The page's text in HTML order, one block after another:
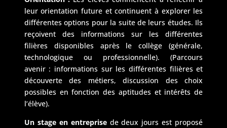
leur orientation future et continuent à explorer les
différentes options pour la suite de leurs études. Ils
reçoivent des informations sur les différentes
filières disponibles après le collège (générale,
technologique ou professionnelle). (Parcours
avenir : informations sur les différentes filières et
découverte des métiers, discussion des choix
possibles en fonction des aptitudes et intérêts de
l’élève).
Un stage en entreprisede deux jours est proposé